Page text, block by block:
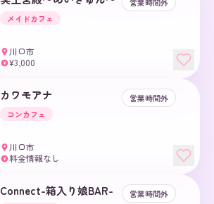
メイドカフェ
川口市
¥ ¥3,000
カワモアナ
営業時間外
コンカフェ
川口市
¥ 料金情報なし
Connect-箱入り娘BAR-
営業時間外